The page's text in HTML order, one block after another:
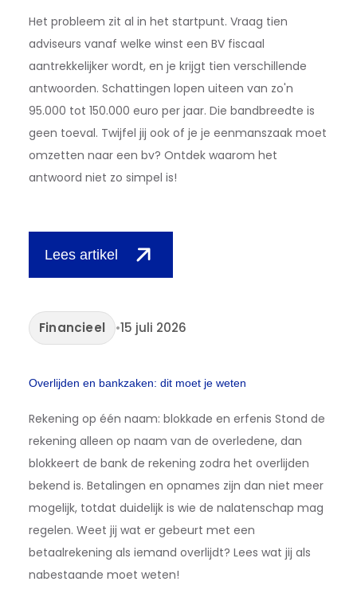
Het probleem zit al in het startpunt. Vraag tien
adviseurs vanaf welke winst een BV fiscaal
aantrekkelijker wordt, en je krijgt tien verschillende
antwoorden. Schattingen lopen uiteen van zo'n
95.000 tot 150.000 euro per jaar. Die bandbreedte is
geen toeval. Twijfel jij ook of je je eenmanszaak moet
omzetten naar een bv? Ontdek waarom het
antwoord niet zo simpel is!
Lees artikel
Financieel •15 juli 2026
Overlijden en bankzaken: dit moet je weten
Rekening op één naam: blokkade en erfenis Stond de
rekening alleen op naam van de overledene, dan
blokkeert de bank de rekening zodra het overlijden
bekend is. Betalingen en opnames zijn dan niet meer
mogelijk, totdat duidelijk is wie de nalatenschap mag
regelen. Weet jij wat er gebeurt met een
betaalrekening als iemand overlijdt? Lees wat jij als
nabestaande moet weten!